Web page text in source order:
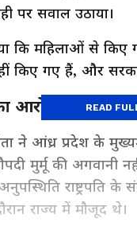
पर सवाल उठाया।
कि महिलाओं से किए
किए गए हैं, और
आरोप
ने आंध्र प्रदेश के
द्रौपदी मुर्मू की
राज्य में मौजूद थे।
READ